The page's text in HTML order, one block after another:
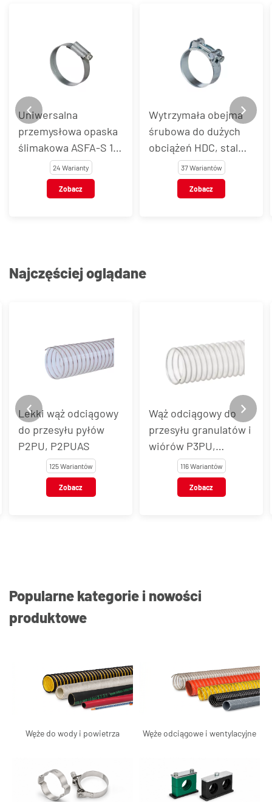
Uniwersalna
przemysłowa opaska
ślimakowa ASFA-S 12
mm, stal węglowa
24 Warianty
Zobacz
Wytrzymała obejma
śrubowa do dużych
obciążeń HDC, stal
węglowa37 Wariantów
Zobacz
Najczęściej oglądane
Wąż odciągowy do
przesyłu granulatów i
wiórów P3PU,
P3PUAS, P3PUEL
116 Wariantów
Zobacz
Wąż do odciągu
materiałów ściernych
SMARTFLEX® 1.4
37 Wariantów
Zobacz
Popularne kategorie i nowości
produktowe
Węże do wody i powietrza Węże odciągowe i wentylacyjne